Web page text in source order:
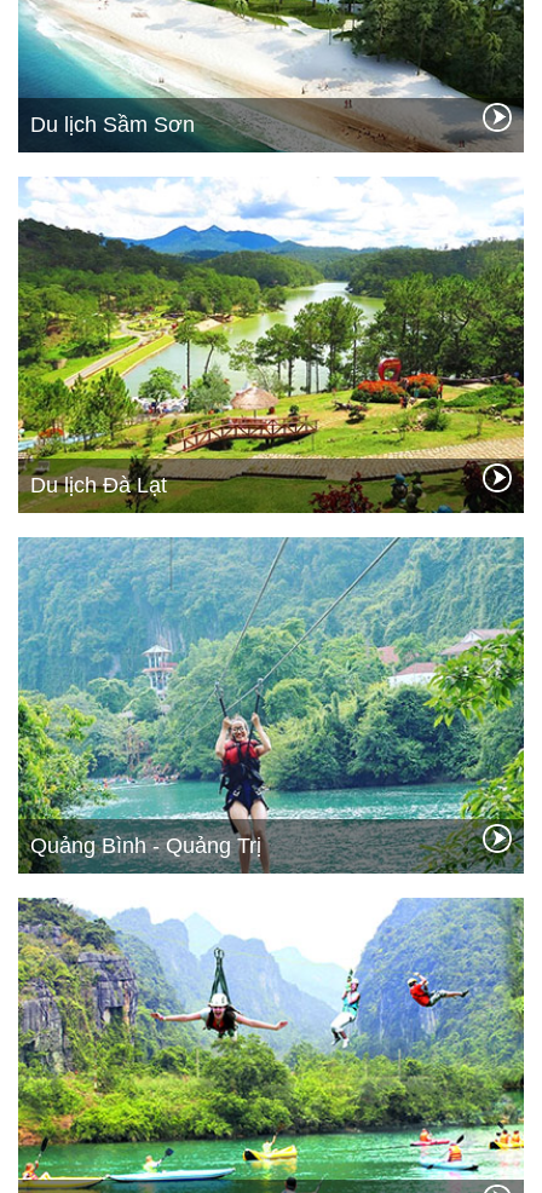
Du lịch Sầm Sơn
Du lịch Đà Lạt
Quảng Bình - Quảng Trị